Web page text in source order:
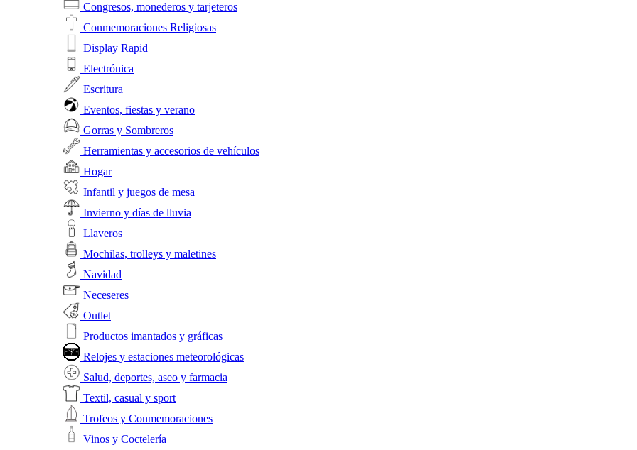
Congresos, monederos y tarjeteros
Conmemoraciones Religiosas
Display Rapid
Electrónica
Escritura
Eventos, fiestas y verano
Gorras y Sombreros
Herramientas y accesorios de vehículos
Hogar
Infantil y juegos de mesa
Invierno y días de lluvia
Llaveros
Mochilas, trolleys y maletines
Navidad
Neceseres
Outlet
Productos imantados y gráficas
Relojes y estaciones meteorológicas
Salud, deportes, aseo y farmacia
Textil, casual y sport
Trofeos y Conmemoraciones
Vinos y Coctelería